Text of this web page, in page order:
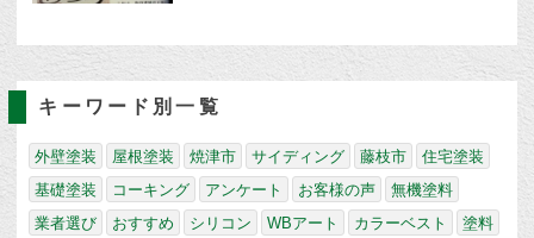
キーワード別一覧
外壁塗装 屋根塗装 焼津市 サイディング 藤枝市
住宅塗装
基礎塗装
コーキング アンケート お客様の声
無機塗料
業者選び
おすすめ シリコン WBアート カラーベスト
塗料